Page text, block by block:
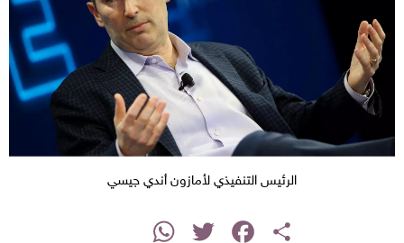
الرئيس التنفيذي لأمازون أندي جيسي
Share
Facebook
Twitter
WhatsApp